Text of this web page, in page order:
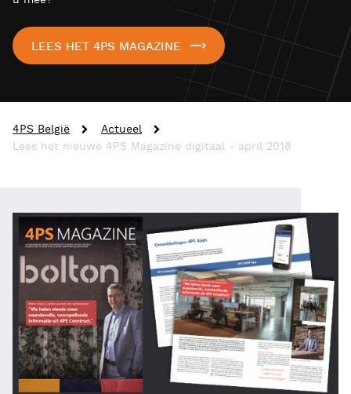
LEES HET 4PS MAGAZINE
4PS België
Actueel
Lees het nieuwe 4PS Magazine digitaal - april 2018